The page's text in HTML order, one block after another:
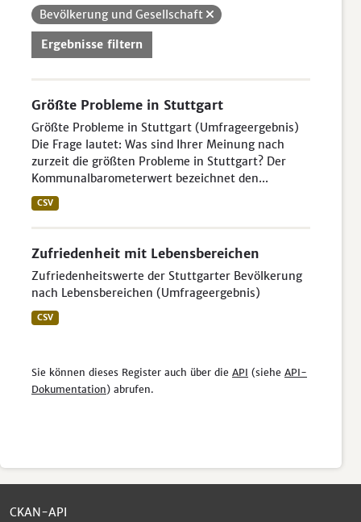
Bevölkerung und Gesellschaft
Ergebnisse filtern
Größte Probleme in Stuttgart
Größte Probleme in Stuttgart (Umfrageergebnis)
Die Frage lautet: Was sind Ihrer Meinung nach
zurzeit die größten Probleme in Stuttgart? Der
Kommunalbarometerwert bezeichnet den...
CSV
Zufriedenheit mit Lebensbereichen
Zufriedenheitswerte der Stuttgarter Bevölkerung
nach Lebensbereichen (Umfrageergebnis)
CSV
Sie können dieses Register auch über die API (siehe API-
Dokumentation) abrufen.
CKAN-API